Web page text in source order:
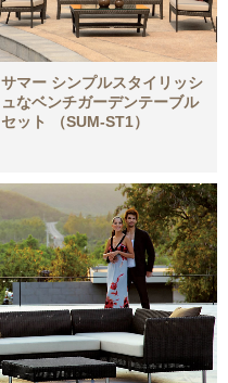
サマー シンプルスタイリッシ
ュなベンチガーデンテーブル
セット （SUM-ST1）